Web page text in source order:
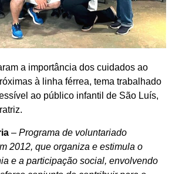
a importância dos cuidados ao
à linha férrea, tema trabalhado
ao público infantil de São Luís,
– Programa de voluntariado
2012, que organiza e estimula o
e a participação social, envolvendo